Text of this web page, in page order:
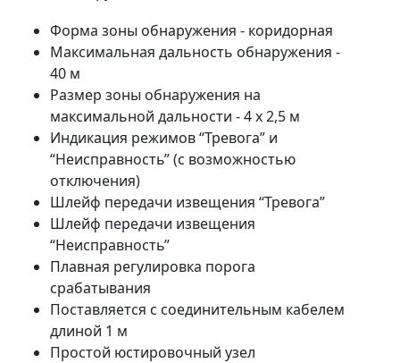
Форма зоны обнаружения - коридорная
Максимальная дальность обнаружения -
40 м
Размер зоны обнаружения на
максимальной дальности - 4 x 2,5 м
Индикация режимов “Тревога” и
“Неисправность” (с возможностью
отключения)
Шлейф передачи извещения “Тревога”
Шлейф передачи извещения
“Неисправность”
Плавная регулировка порога
срабатывания
Поставляется с соединительным кабелем
длиной 1 м
Простой юстировочный узел